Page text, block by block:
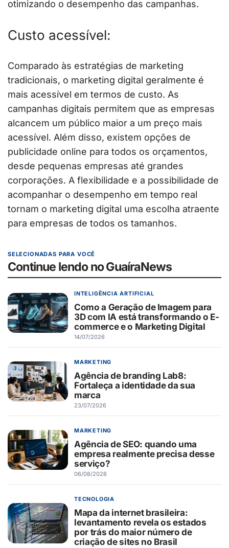
otimizando o desempenho das campanhas.
Custo acessível:
Comparado às estratégias de marketing
tradicionais, o marketing digital geralmente é
mais acessível em termos de custo. As
campanhas digitais permitem que as empresas
alcancem um público maior a um preço mais
acessível. Além disso, existem opções de
publicidade online para todos os orçamentos,
desde pequenas empresas até grandes
corporações. A flexibilidade e a possibilidade de
acompanhar o desempenho em tempo real
tornam o marketing digital uma escolha atraente
para empresas de todos os tamanhos.
SELECIONADAS PARA VOCÊ
Continue lendo no GuaíraNews
INTELIGÊNCIA ARTIFICIAL
Como a Geração de Imagem para
3D com IA está transformando o E-
commerce e o Marketing Digital
14/07/2026
MARKETING
Agência de branding Lab8:
Fortaleça a identidade da sua
marca
23/07/2026
MARKETING
Agência de SEO: quando uma
empresa realmente precisa desse
serviço?
06/08/2026
TECNOLOGIA
Mapa da internet brasileira:
levantamento revela os estados
por trás do maior número de
criação de sites no Brasil